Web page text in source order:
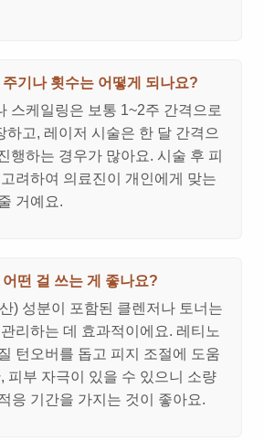
기나 횟수는 어떻게 되나요?
스케일링은 보통 1~2주 간격으로
하고, 레이저 시술은 한 달 간격으
행하는 경우가 많아요. 시술 후 피
려하여 의료진이 개인에게 맞는
거예요.
떤 걸 쓰는 게 좋나요?
) 성분이 포함된 클렌저나 토너는
리하는 데 효과적이에요. 레티노
턴오버를 돕고 피지 조절에 도움
피부 자극이 있을 수 있으니 소량
응 기간을 가지는 것이 좋아요.